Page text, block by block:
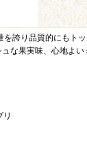
誇り品質的にもトッ
な果実味、心地よ
リ